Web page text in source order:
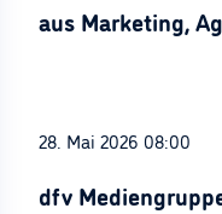
aus Marketing,
28. Mai 2026 08:00
dfv